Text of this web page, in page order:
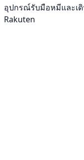
อุปกรณ์รับมือหมีและเ
Rakuten